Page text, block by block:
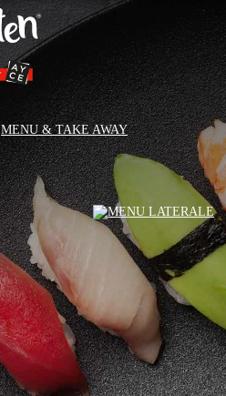
MENU & TAKE AWAY